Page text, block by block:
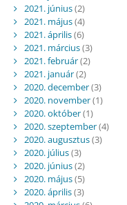
2021. június(2)
2021. május(4)
2021. április(6)
2021. március(3)
2021. február(2)
2021. január(2)
2020. december(3)
2020. november(1)
2020. október(1)
2020. szeptember(4)
2020. augusztus(3)
2020. július(3)
2020. június(2)
2020. május(5)
2020. április(3)